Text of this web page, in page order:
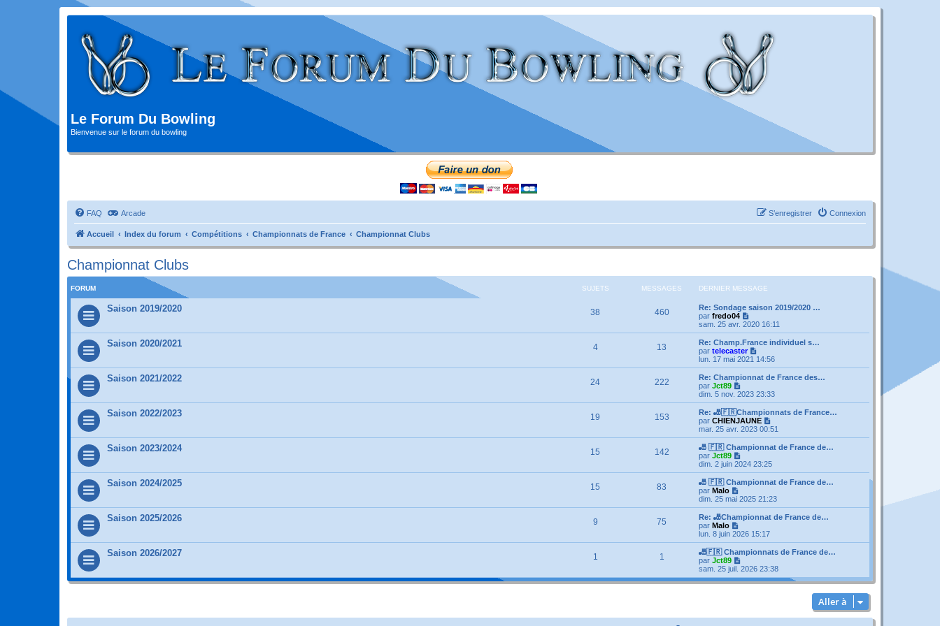
Le Forum Du Bowling
Bienvenue sur le forum du bowling
FAQ Arcade Connexion
S’enregistrer
Accueil Index du forum Compétitions Championnats de France Championnat Clubs
Championnat Clubs
FORUM SUJETS MESSAGES DERNIER MESSAGE
Saison 2019/2020 38 460
Re: Sondage saison 2019/2020 …
par fredo04
o
i
r
l
e
r
n
i
r
m
e
s
s
g
e
sam. 25 avr. 2020 16:11
Saison 2020/2021 4 13
Re: Champ.France individuel s…
par telecaster
o
i
r
e
r
n
r
e
s
s
g
e
lun. 17 mai 2021 14:56
Saison 2021/2022 24 222
Re: Championnat de France des…
par Jct89
o
i
r
l
e
r
n
i
r
e
s
s
g
e
dim. 5 nov. 2023 23:33
Saison 2022/2023 19 153
Re: 🎳🇫🇷Championnats de France…
par CHIENJAUNE
o
i
r
e
e
r
n
i
r
s
s
g
e
mar. 25 avr. 2023 00:51
Saison 2023/2024 15 142
🎳 🇫🇷 Championnat de France de…
par Jct89
o
i
r
e
r
n
i
r
e
s
dim. 2 juin 2024 23:25
Saison 2024/2025 15 83
🎳 🇫🇷 Championnat de France de…
par Malo
o
i
r
e
r
n
i
e
dim. 25 mai 2025 21:23
Saison 2025/2026 9 75
Re: 🎳Championnat de France de…
par Malo
o
i
r
l
e
e
e
lun. 8 juin 2026 15:17
Saison 2026/2027 1 1
🎳🇫🇷 Championnats de France de…
par Jct89
o
i
r
e
sam. 25 juil. 2026 23:38
Aller à